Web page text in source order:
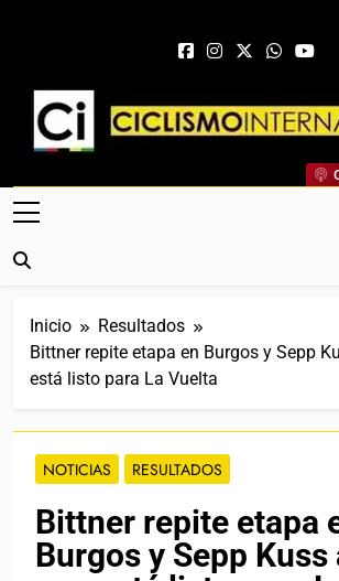
Ciclismo
Web Dedicada Al Ciclismo Mundial.
Crónicas, Previas Y Más. La Web
Inicio
Resultados
Bittner repite etapa en Burgos y Sepp
está listo para La Vuelta
NOTICIAS RESULTADOS
Bittner repite etapa
Burgos y Sepp Kuss